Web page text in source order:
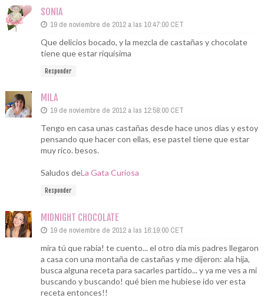
SONIA
19 de noviembre de 2012 a las 10:47:00 CET
Que delicios bocado, y la mezcla de castañas y chocolate
tiene que estar riquisima
Responder
MILA
19 de noviembre de 2012 a las 12:58:00 CET
Tengo en casa unas castañas desde hace unos dias y estoy
pensando que hacer con ellas, ese pastel tiene que estar
muy rico. besos.
Saludos deLa Gata Curiosa
Responder
MIDNIGHT CHOCOLATE
19 de noviembre de 2012 a las 16:19:00 CET
mira tú que rabia! te cuento... el otro día mis padres llegaron
a casa con una montaña de castañas y me dijeron: ala hija,
busca alguna receta para sacarles partido... y ya me ves a mi
buscando y buscando! qué bien me hubiese ido ver esta
receta entonces!!